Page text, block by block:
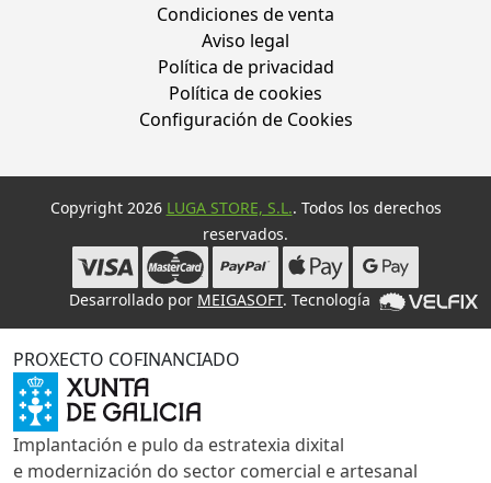
Condiciones de venta
Aviso legal
Política de privacidad
Política de cookies
Configuración de Cookies
Copyright 2026 LUGA STORE, S.L.. Todos los derechos
reservados.
Desarrollado por MEIGASOFT. Tecnología
PROXECTO COFINANCIADO
Implantación e pulo da estratexia dixital
e modernización do sector comercial e artesanal